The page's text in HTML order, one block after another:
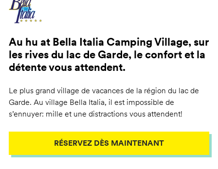
Au hu at Bella Italia Camping Village, sur
les rives du lac de Garde, le confort et la
détente vous attendent.
Le plus grand village de vacances de la région du lac de
Garde. Au village Bella Italia, il est impossible de
s’ennuyer: mille et une distractions vous attendent!
RÉSERVEZ DÈS MAINTENANT